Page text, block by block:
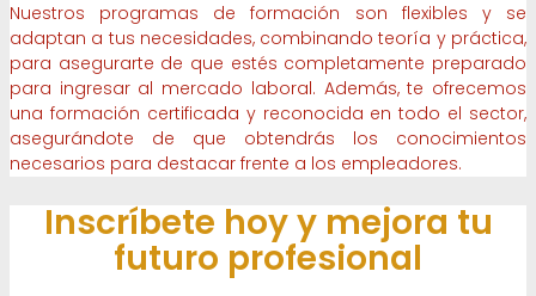
Nuestros programas de formación son flexibles y se
adaptan a tus necesidades, combinando teoría y práctica,
para asegurarte de que estés completamente preparado
para ingresar al mercado laboral. Además, te ofrecemos
una formación certificada y reconocida en todo el sector,
asegurándote de que obtendrás los conocimientos
necesarios para destacar frente a los empleadores.
Inscríbete hoy y mejora tu
futuro profesional